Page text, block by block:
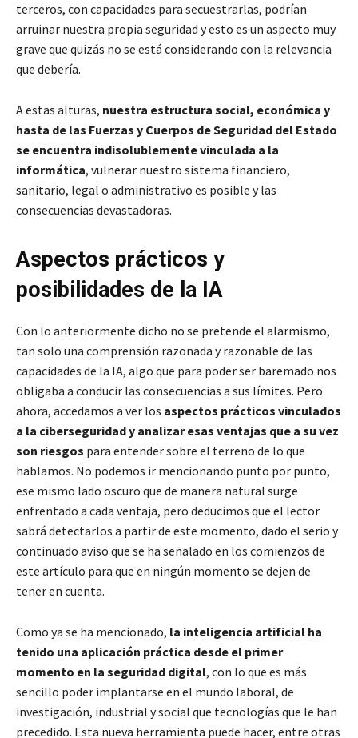
terceros, con capacidades para secuestrarlas, podrían
arruinar nuestra propia seguridad y esto es un aspecto muy
grave que quizás no se está considerando con la relevancia
que debería.
A estas alturas, nuestra estructura social, económica y
hasta de las Fuerzas y Cuerpos de Seguridad del Estado
se encuentra indisolublemente vinculada a la
informática, vulnerar nuestro sistema financiero,
sanitario, legal o administrativo es posible y las
consecuencias devastadoras.
Aspectos prácticos y
posibilidades de la IA
Con lo anteriormente dicho no se pretende el alarmismo,
tan solo una comprensión razonada y razonable de las
capacidades de la IA, algo que para poder ser baremado nos
obligaba a conducir las consecuencias a sus límites. Pero
ahora, accedamos a ver los aspectos prácticos vinculados
a la ciberseguridad y analizar esas ventajas que a su vez
son riesgos para entender sobre el terreno de lo que
hablamos. No podemos ir mencionando punto por punto,
ese mismo lado oscuro que de manera natural surge
enfrentado a cada ventaja, pero deducimos que el lector
sabrá detectarlos a partir de este momento, dado el serio y
continuado aviso que se ha señalado en los comienzos de
este artículo para que en ningún momento se dejen de
tener en cuenta.
Como ya se ha mencionado, la inteligencia artificial ha
tenido una aplicación práctica desde el primer
momento en la seguridad digital, con lo que es más
sencillo poder implantarse en el mundo laboral, de
investigación, industrial y social que tecnologías que le han
precedido. Esta nueva herramienta puede hacer, entre otras